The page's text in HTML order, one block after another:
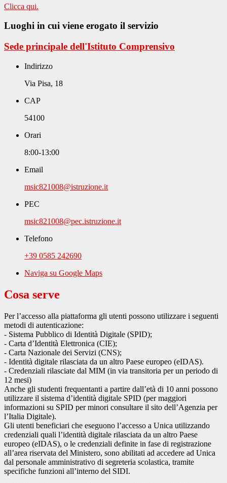
Clicca qui.
Luoghi in cui viene erogato il servizio
Sede principale dell'Istituto Comprensivo
Indirizzo
Via Pisa, 18
CAP
54100
Orari
8:00-13:00
Email
msic821008@istruzione.it
PEC
msic821008@pec.istruzione.it
Telefono
+39 0585 242690
Naviga su Google Maps
Cosa serve
Per l’accesso alla piattaforma gli utenti possono utilizzare i seguenti
metodi di autenticazione:
- Sistema Pubblico di Identità Digitale (SPID);
- Carta d’Identità Elettronica (CIE);
- Carta Nazionale dei Servizi (CNS);
- Identità digitale rilasciata da un altro Paese europeo (eIDAS).
- Credenziali rilasciate dal MIM (in via transitoria per un periodo di
12 mesi)
Anche gli studenti frequentanti a partire dall’età di 10 anni possono
utilizzare il sistema d’identità digitale SPID (per maggiori
informazioni su SPID per minori consultare il sito dell’Agenzia per
l’Italia Digitale).
Gli utenti beneficiari che eseguono l’accesso a Unica utilizzando
credenziali quali l’identità digitale rilasciata da un altro Paese
europeo (eIDAS), o le credenziali definite in fase di registrazione
all’area riservata del Ministero, sono abilitati ad accedere ad Unica
dal personale amministrativo di segreteria scolastica, tramite
specifiche funzioni all’interno del SIDI.